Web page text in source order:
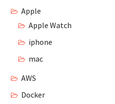
Apple
Apple Watch
iphone
mac
AWS
Docker